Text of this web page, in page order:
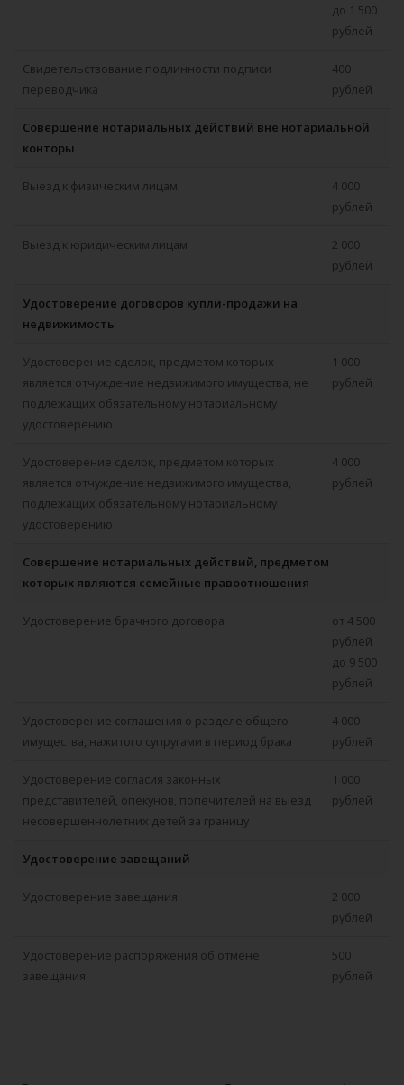
до 1 500
рублей
Свидетельствование подлинности подписи
переводчика
400
рублей
Совершение нотариальных действий вне нотариальной
конторы
Выезд к физическим лицам
4 000
рублей
Выезд к юридическим лицам
2 000
рублей
Удостоверение договоров купли-продажи на
недвижимость
Удостоверение сделок, предметом которых
является отчуждение недвижимого имущества, не
подлежащих обязательному нотариальному
удостоверению
1 000
рублей
Удостоверение сделок, предметом которых
является отчуждение недвижимого имущества,
подлежащих обязательному нотариальному
удостоверению
4 000
рублей
Совершение нотариальных действий, предметом
которых являются семейные правоотношения
Удостоверение брачного договора
от 4 500
рублей
до 9 500
рублей
Удостоверение соглашения о разделе общего
имущества, нажитого супругами в период брака
4 000
рублей
Удостоверение согласия законных
представителей, опекунов, попечителей на выезд
несовершеннолетних детей за границу
1 000
рублей
Удостоверение завещаний
Удостоверение завещания
2 000
рублей
Удостоверение распоряжения об отмене
завещания
500
рублей